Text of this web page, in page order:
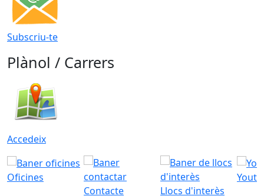
Subscriu-te
Plànol / Carrers
Accedeix
Oficines
Contacte
Llocs d'interès